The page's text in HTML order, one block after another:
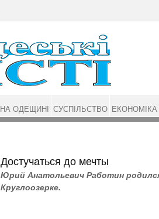
Достучаться до мечты
Юрий Анатольевич Работин
Круглоозерке.
НА ОДЕЩИНІ СУСПІЛЬСТВО ЕКОНОМІКА